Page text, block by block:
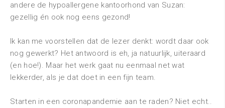
andere de hypoallergene kantoorhond van Suzan:
gezellig én ook nog eens gezond!
Ik kan me voorstellen dat de lezer denkt: wordt daar ook
nog gewerkt? Het antwoord is eh, ja natuurlijk, uiteraard
(en hoe!). Maar het werk gaat nu eenmaal net wat
lekkerder, als je dat doet in een fijn team.
Starten in een coronapandemie aan te raden? Niet echt..